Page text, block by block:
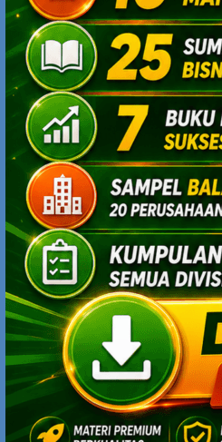
Penting bagi Ekonomi Indonesia
Antisipasi Ancaman Gelombang
Diri Sebelum Terlambat
Mengapa Ekonomi Vietnam
Kebijakan Industri yang
Menjadi Magnet Investasi Dunia
5 Tips Sukses Jadi Content
Bisa Bertahan Lama
Cara Dapat Cuan dari Platform X:
Jadi Mesin Uang
SEARCH